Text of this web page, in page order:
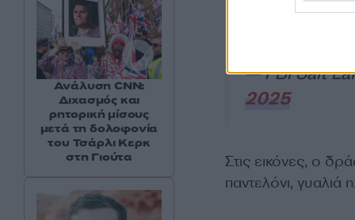
1-800-CALL-
— FBI Salt
2025
Στις εικόνες, ο
παντελόνι, γυαλιά
Ανάλυση CNN:
Διχασμός και
ρητορική μίσους
μετά τη δολοφονία
του Τσάρλι Κερκ
στη Γιούτα